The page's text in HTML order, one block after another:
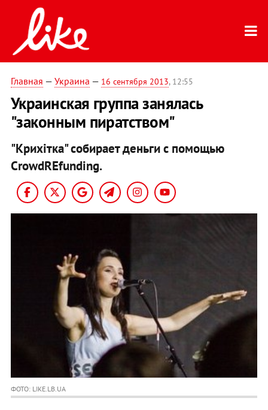
Главная — Украина — 16 сентября 2013, 12:55
Украинская группа занялась
"законным пиратством"
"Крихітка" собирает деньги с помощью
CrowdREfunding.
ФОТО: LIKE.LB.UA